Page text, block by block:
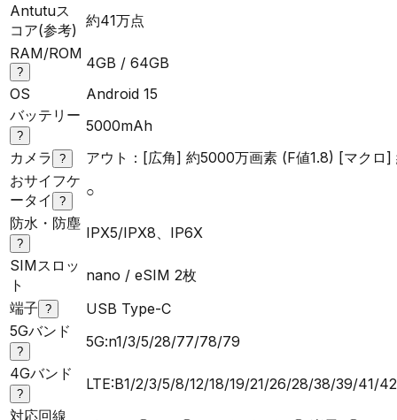
Antutuス
コア(参考)
約41万点
RAM/ROM
?
4GB / 64GB
OS
Android 15
バッテリー
?
5000mAh
カメラ
?
アウト：[広角] 約5000万画素 (F値1.8) [マク
おサイフケ
ータイ
?
○
防水・防塵
?
IPX5/IPX8、IP6X
SIMスロッ
ト
nano / eSIM 2枚
端子 ?
USB Type-C
5Gバンド
?
5G:n1/3/5/28/77/78/79
4Gバンド
?
LTE:B1/2/3/5/8/12/18/19/21/26/28/38/39/41/
対応回線